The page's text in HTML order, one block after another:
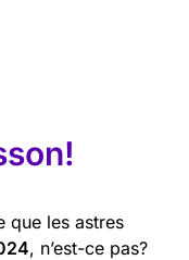
que les astres
, n’est-ce pas?